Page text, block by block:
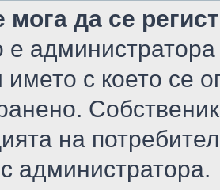
мога да се
с което се
на
администратора.